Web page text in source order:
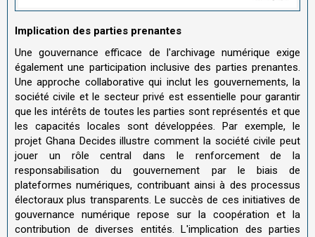
Implication des parties prenantes
Une gouvernance efficace de l'archivage numérique exige
également une participation inclusive des parties prenantes.
Une approche collaborative qui inclut les gouvernements, la
société civile et le secteur privé est essentielle pour garantir
que les intérêts de toutes les parties sont représentés et que
les capacités locales sont développées. Par exemple, le
projet Ghana Decides illustre comment la société civile peut
jouer un rôle central dans le renforcement de la
responsabilisation du gouvernement par le biais de
plateformes numériques, contribuant ainsi à des processus
électoraux plus transparents. Le succès de ces initiatives de
gouvernance numérique repose sur la coopération et la
contribution de diverses entités. L'implication des parties